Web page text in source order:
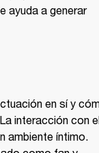
ayuda a generar
en sí y
interacción con
ambiente íntimo.